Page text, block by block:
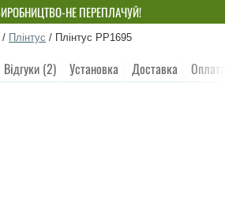
НЕ ПЕРЕПЛАЧУЙ!
/ Плінтус / Плінтус РР1695
Відгуки (2) Установка Доставка Оплата